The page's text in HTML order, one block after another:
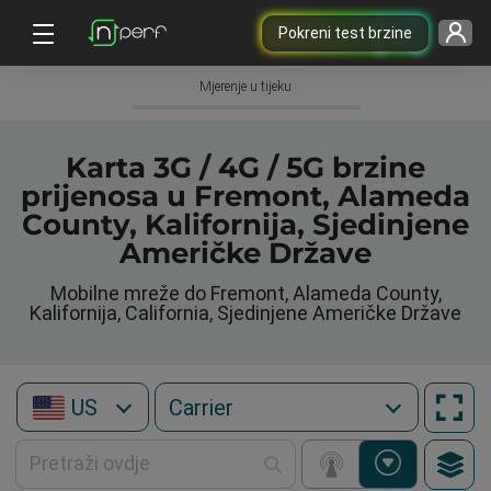
Pokreni test brzine
Mjerenje u tijeku
Karta 3G / 4G / 5G brzine
prijenosa u Fremont, Alameda
County, Kalifornija, Sjedinjene
Američke Države
Mobilne mreže do Fremont, Alameda County,
Kalifornija, California, Sjedinjene Američke Države
US